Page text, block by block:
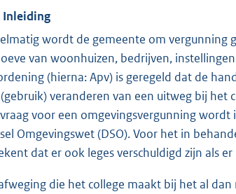
Inleiding
wordt de gemeente om vergunning
van woonhuizen, bedrijven,
(hierna: Apv) is geregeld dat de
veranderen van een uitweg bij het
voor een omgevingsvergunning
Omgevingswet (DSO). Voor het in
dat er ook leges verschuldigd zijn als
die het college maakt bij het al